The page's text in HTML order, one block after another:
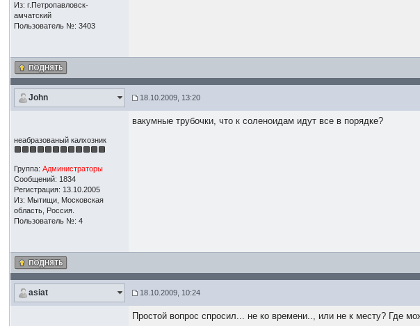
Из: г.Петропавловск-
амчатский
Пользователь №: 3403
John 18.10.2009, 13:20
неабразованый калхозник
Группа:Администраторы
Сообщений: 1834
Регистрация: 13.10.2005
Из: Мытищи, Московская
область, Россия.
Пользователь №: 4
вакумные трубочки, что к соленоидам идут все в порядке?
asiat 18.10.2009, 10:24
Простой вопрос спросил... не ко времени.., или не к месту? Где